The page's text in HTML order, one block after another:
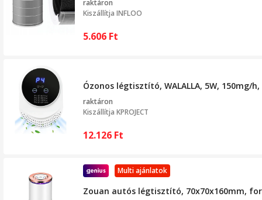
raktáron
Kiszállítja INFLOO
5.606 Ft
Ózonos légtisztító, WALALLA, 5W,
raktáron
Kiszállítja KPROJECT
12.126 Ft
Multi ajánlatok
Zouan autós légtisztító, 70x70x160mm,